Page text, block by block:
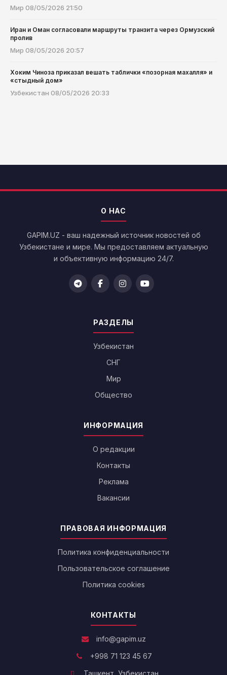
Мир 08/05/2026 21:50
Иран и Оман согласовали маршруты транзита через Ормузский
пролив
Мир 08/05/2026 20:57
Хоким Чиноза приказал вешать таблички «позорная махалля» и
«стыдный дом»
Узбекистан 08/05/2026 20:33
О НАС
GAPIM.UZ - ваш надежный источник новостей об
Узбекистане и мире. Мы предоставляем актуальную
и объективную информацию 24/7.
РАЗДЕЛЫ
Узбекистан
СНГ
Мир
Общество
ИНФОРМАЦИЯ
О редакции
Контакты
Реклама
Вакансии
ПРАВОВАЯ ИНФОРМАЦИЯ
Политика конфиденциальности
Пользовательское соглашение
Политика cookies
КОНТАКТЫ
info@gapim.uz
+998 71 123 45 67